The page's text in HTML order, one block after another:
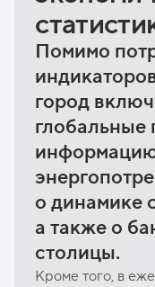
Помимо
город
глобальные
о динамике
а также о
столицы.
Кроме того, в